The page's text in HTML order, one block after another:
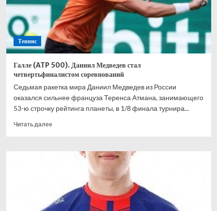
во
втором
раунде
соревнований
Теннис
Галле (ATP 500). Даниил Медведев стал
четвертьфиналистом соревнований
Седьмая ракетка мира Даниил Медведев из России
оказался сильнее француза Теренса Атмана, занимающего
53-ю строчку рейтинга планеты, в 1/8 финала турнира...
Читать далееПрочитать
Медведев
стал
четвертьфиналистом